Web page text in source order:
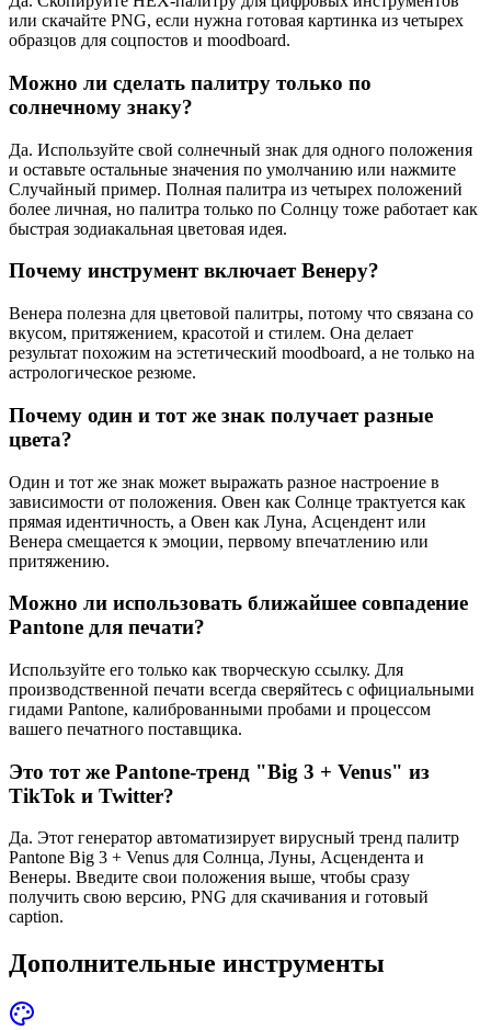
или скачайте PNG, если нужна готовая картинка из четырех
образцов для соцпостов и moodboard.
Можно ли сделать палитру только по
солнечному знаку?
Да. Используйте свой солнечный знак для одного положения
и оставьте остальные значения по умолчанию или нажмите
Случайный пример. Полная палитра из четырех положений
более личная, но палитра только по Солнцу тоже работает как
быстрая зодиакальная цветовая идея.
Почему инструмент включает Венеру?
Венера полезна для цветовой палитры, потому что связана со
вкусом, притяжением, красотой и стилем. Она делает
результат похожим на эстетический moodboard, а не только на
астрологическое резюме.
Почему один и тот же знак получает разные
цвета?
Один и тот же знак может выражать разное настроение в
зависимости от положения. Овен как Солнце трактуется как
прямая идентичность, а Овен как Луна, Асцендент или
Венера смещается к эмоции, первому впечатлению или
притяжению.
Можно ли использовать ближайшее совпадение
Pantone для печати?
Используйте его только как творческую ссылку. Для
производственной печати всегда сверяйтесь с официальными
гидами Pantone, калиброванными пробами и процессом
вашего печатного поставщика.
Это тот же Pantone-тренд "Big 3 + Venus" из
TikTok и Twitter?
Да. Этот генератор автоматизирует вирусный тренд палитр
Pantone Big 3 + Venus для Солнца, Луны, Асцендента и
Венеры. Введите свои положения выше, чтобы сразу
получить свою версию, PNG для скачивания и готовый
caption.
Дополнительные инструменты